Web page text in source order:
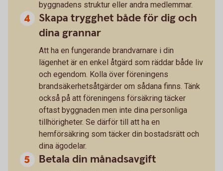
byggnadens struktur eller andra medlemmar.
Skapa trygghet både för dig och
dina grannar
Att ha en fungerande brandvarnare i din
lägenhet är en enkel åtgärd som räddar både liv
och egendom. Kolla över föreningens
brandsäkerhetsåtgärder om sådana finns. Tänk
också på att föreningens försäkring täcker
oftast byggnaden men inte dina personliga
tillhörigheter. Se därför till att ha en
hemförsäkring som täcker din bostadsrätt och
dina ägodelar.
Betala din månadsavgift